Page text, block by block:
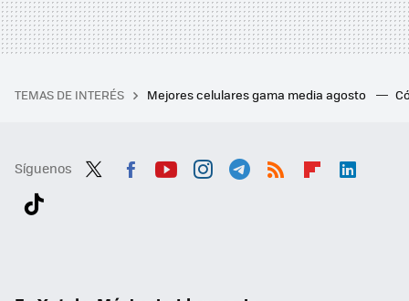
TEMAS DE INTERÉS Mejores celulares gama media agosto
Síguenos